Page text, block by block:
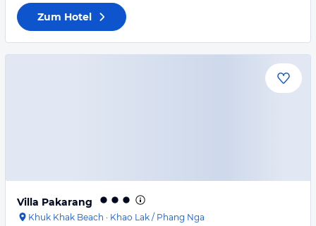
Zum Hotel
Villa Pakarang
Khuk Khak Beach · Khao Lak / Phang Nga